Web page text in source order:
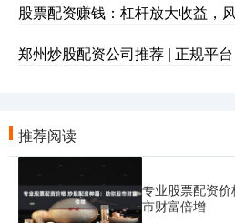
股票配资赚钱：杠杆放大收益，
郑州炒股配资公司推荐 | 正规平台
推荐阅读
专业股票配资
市财富倍增